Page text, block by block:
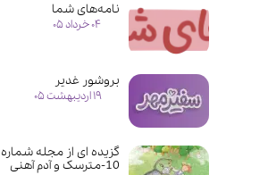
نامه‌های شما
۰۴ خرداد ۰۵
بروشور غدیر
۱۹ اردیبهشت ۰۵
گزیده ای از مجله شماره
10-مترسک و آدم آهنی